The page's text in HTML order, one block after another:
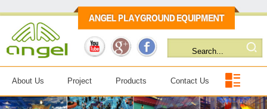
About Us Project Products Contact Us